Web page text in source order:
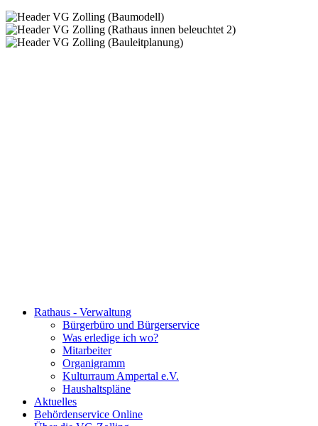
Rathaus - Verwaltung
Bürgerbüro und Bürgerservice
Was erledige ich wo?
Mitarbeiter
Organigramm
Kulturraum Ampertal e.V.
Haushaltspläne
Aktuelles
Behördenservice Online